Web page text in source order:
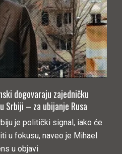
dogovaraju zajedničku
Srbiji – za ubijanje Rusa
je politički signal, iako će
u fokusu, naveo je Mihael
u objavi